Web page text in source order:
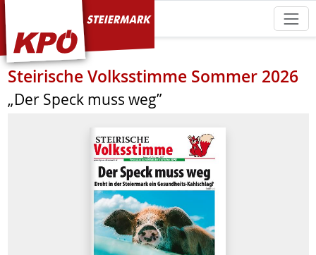
KPÖ Steiermark
Steirische Volksstimme Sommer 2026
„Der Speck muss weg”